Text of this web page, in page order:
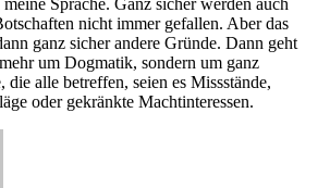
nicht immer gefallen. Aber das
ganz sicher andere Gründe. Dann geht
um Dogmatik, sondern um ganz
die alle betreffen, seien es Missstände,
oder gekränkte Machtinteressen.